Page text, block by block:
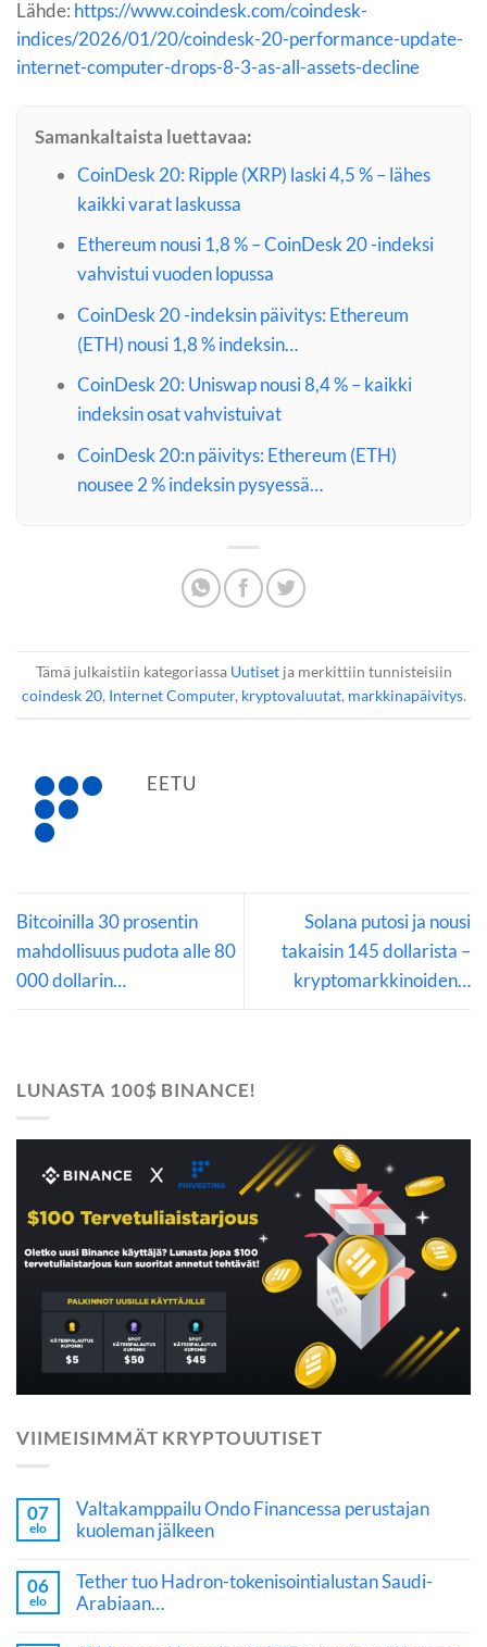
Lähde: https://www.coindesk.com/coindesk-
indices/2026/01/20/coindesk-20-performance-update-
internet-computer-drops-8-3-as-all-assets-decline
Samankaltaista luettavaa:
CoinDesk 20: Ripple (XRP) laski 4,5 % – lähes
kaikki varat laskussa
Ethereum nousi 1,8 % – CoinDesk 20 -indeksi
vahvistui vuoden lopussa
CoinDesk 20 -indeksin päivitys: Ethereum
(ETH) nousi 1,8 % indeksin…
CoinDesk 20: Uniswap nousi 8,4 % – kaikki
indeksin osat vahvistuivat
CoinDesk 20:n päivitys: Ethereum (ETH)
nousee 2 % indeksin pysyessä…
Tämä julkaistiin kategoriassa Uutisetja merkittiin tunnisteisiin
coindesk 20, Internet Computer, kryptovaluutat, markkinapäivitys.
EETU
Bitcoinilla 30 prosentin
mahdollisuus pudota alle 80
000 dollarin…
Solana putosi ja nousi
takaisin 145 dollarista –
kryptomarkkinoiden…
LUNASTA 100$ BINANCE!
VIIMEISIMMÄT KRYPTOUUTISET
07
elo
Valtakamppailu Ondo Financessa perustajan
kuoleman jälkeen
06
elo
Tether tuo Hadron-tokenisointialustan Saudi-
Arabiaan…